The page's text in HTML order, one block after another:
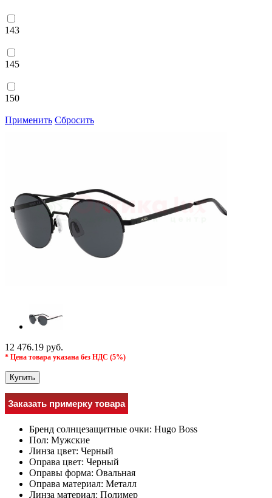
143
145
150
Применить Сбросить
12 476.19 руб.
* Цена товара указана без НДС (5%)
Купить
Заказать примерку товара
Бренд солнцезащитные очки: Hugo Boss
Пол: Мужcкие
Линза цвет: Черный
Оправа цвет: Черный
Оправы форма: Овальная
Оправа материал: Металл
Линза материал: Полимер